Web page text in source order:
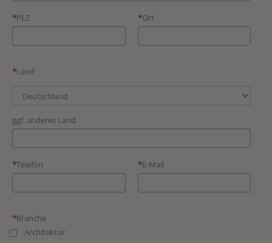
PLZ Ort
Land
ggf. anderes Land
Telefon E-Mail
Branche
Architektur